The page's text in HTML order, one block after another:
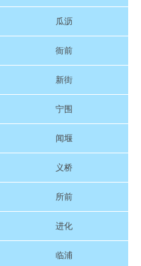
瓜沥
衙前
新街
宁围
闻堰
义桥
所前
进化
临浦